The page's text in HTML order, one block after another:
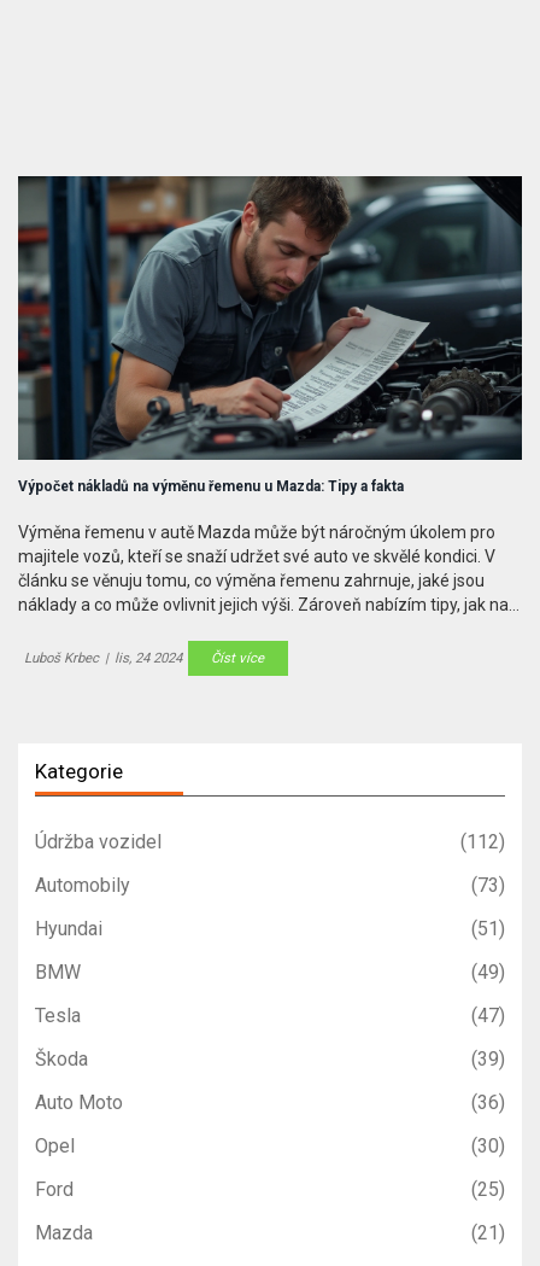
Výpočet nákladů na výměnu řemenu u Mazda: Tipy a fakta
Výměna řemenu v autě Mazda může být náročným úkolem pro
majitele vozů, kteří se snaží udržet své auto ve skvělé kondici. V
článku se věnuju tomu, co výměna řemenu zahrnuje, jaké jsou
náklady a co může ovlivnit jejich výši. Zároveň nabízím tipy, jak najít
životnost vašeho auta. Obsáhlý pohled přináší praktické rady a
užitečné informace pro každého majitele Mazdy.
Luboš Krbec | lis, 24 2024 Číst více
Kategorie
Údržba vozidel
(112)
Automobily
(73)
Hyundai
(51)
BMW
(49)
Tesla
(47)
Škoda
(39)
Auto Moto
(36)
Opel
(30)
Ford
(25)
Mazda
(21)